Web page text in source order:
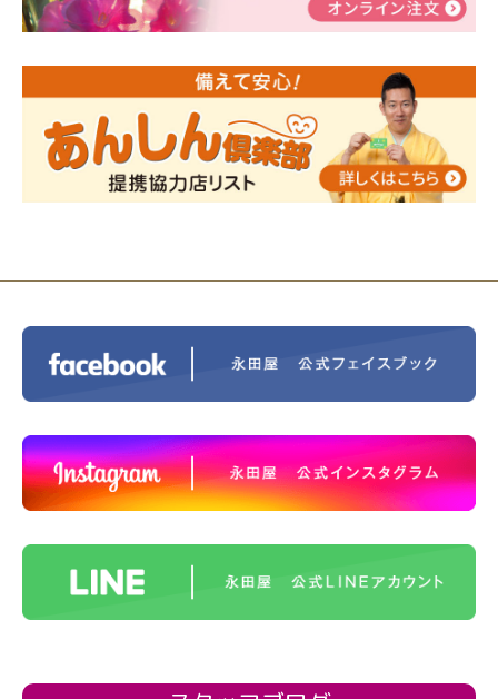
告
人形供養 寄付のご報告
2023/12/16終活なるほど教室＠小さな家族葬ハウ
ス®上鶴間 エンディングノートを書いてみよう！
2023/11/29 永田屋創業110周年記念式典 レンブラ
ントホテル東京町田